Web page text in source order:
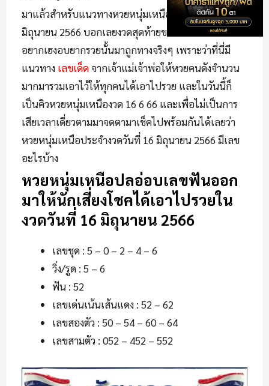
มาแล้วสำหรับแนวทางหวยหนุ่มเหนือประจำงวดวันที่ 16
มิถุนายน 2566 บอกเลยงวดสุดท้ายของเดือนแบบนี้ใครที่
อยากเฮงอบยากรวยนั้นมาถูกทางจริงๆ เพราะว่าที่นี่มี
แนวทาง เลขเด็ดจากเจ้าแม่เจ้าพ่อให้หวยคนดังจำนวน
มากมารวมเอาไว้ให้ทุกคนได้เอาไปรวย และในวันนี้ก็
เป็นคิวหวยหนุ่มเหนืองวด 16 6 66 และเพื่อไม่เป็นการ
เสียเวลาเดี่ยวตามมาจดตามาเช็คไปพร้อมกันได้เลยว่า
หวยหนุ่มเหนือประจำงวดวันที่ 16 มิถุนายน 2566 มีเลข
อะไรบ้าง
หวยหนุ่มเหนือปลอ่อบเลขฟันออก
มาให้นักเสี่ยงโชคได้เอาไปรวยใน
งวดวันที่ 16 มิถุนายน 2566
เลขชุด : 5 – 0 – 2 – 4 – 6
วิ่ง/รูด : 5 – 6
ฟัน : 52
เลขเด่นเน้นเส้นแดง : 52 – 62
เลขสองตัว : 50 – 54 – 60 – 64
เลขสามตัว : 052 – 452 – 552